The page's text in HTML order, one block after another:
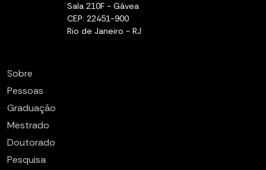
Sala 210F - Gávea
CEP: 22451-900
Rio de Janeiro - RJ
Sobre
Pessoas
Graduação
Mestrado
Doutorado
Pesquisa